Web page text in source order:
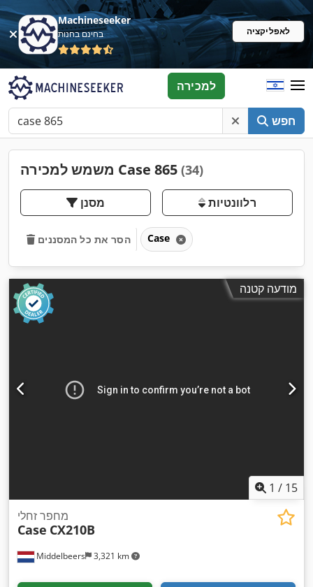
Machineseeker
בחינם בחנות לאפליקציה
חפש
למכירה
משמש למכירה Case 865 (34)
מסנן רלוונטיות
הסר את כל המסננים Case
מודעה קטנה
1 / 15
Middelbeers 3,321 km
מחפר זחלי
Case CX210B